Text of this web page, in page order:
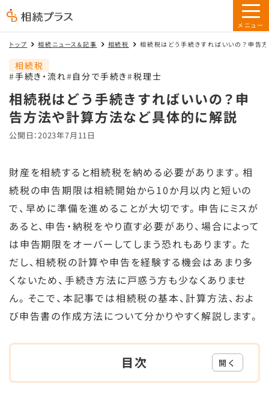
トップ 相続ニュース&記事 相続税 相続税はどう手続きすればいいの？申告
相続税
手続き・流れ
自分で手続き 税理士
相続税はどう手続きすればいいの？申
告方法や計算方法など具体的に解説
公開日：2023年7月11日
財産を相続すると相続税を納める必要があります。相
続税の申告期限は相続開始から10か月以内と短いの
で、早めに準備を進めることが大切です。申告にミスが
あると、申告・納税をやり直す必要があり、場合によって
は申告期限をオーバーしてしまう恐れもあります。た
だし、相続税の計算や申告を経験する機会はあまり多
くないため、手続き方法に戸惑う方も少なくありませ
ん。そこで、本記事では相続税の基本、計算方法、およ
び申告書の作成方法について分かりやすく解説します。
目次 開く